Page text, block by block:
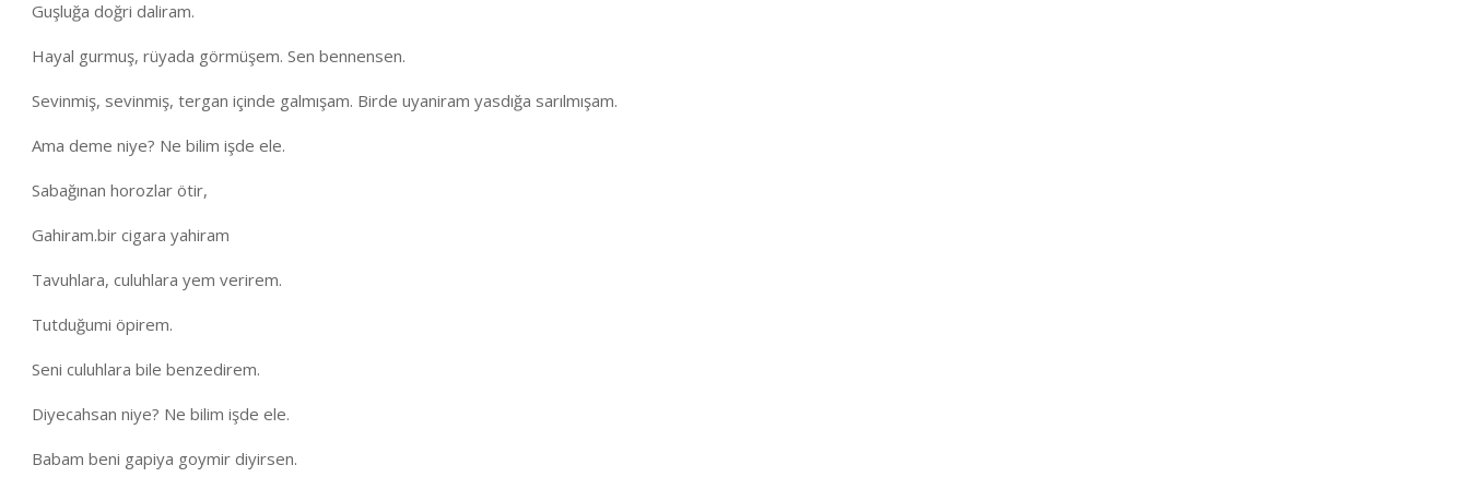
Guşluğa doğri daliram.
Hayal gurmuş, rüyada görmüşem. Sen bennensen.
Sevinmiş, sevinmiş, tergan içinde galmışam. Birde uyaniram yasdığa sarılmışam.
Ama deme niye? Ne bilim işde ele.
Sabağınan horozlar ötir,
Gahiram.bir cigara yahiram
Tavuhlara, culuhlara yem verirem.
Tutduğumi öpirem.
Seni culuhlara bile benzedirem.
Diyecahsan niye? Ne bilim işde ele.
Babam beni gapiya goymir diyirsen.